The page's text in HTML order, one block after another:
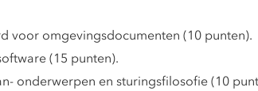
voor omgevingsdocumenten (10 punten).
(15 punten).
onderwerpen en sturingsfilosofie (10